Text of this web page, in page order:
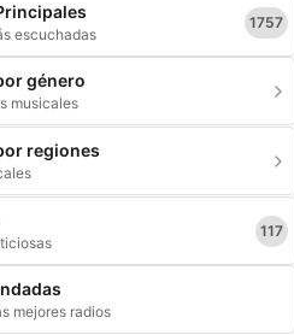
escuchadas
1757
género
musicales
regiones
117
mejores radios